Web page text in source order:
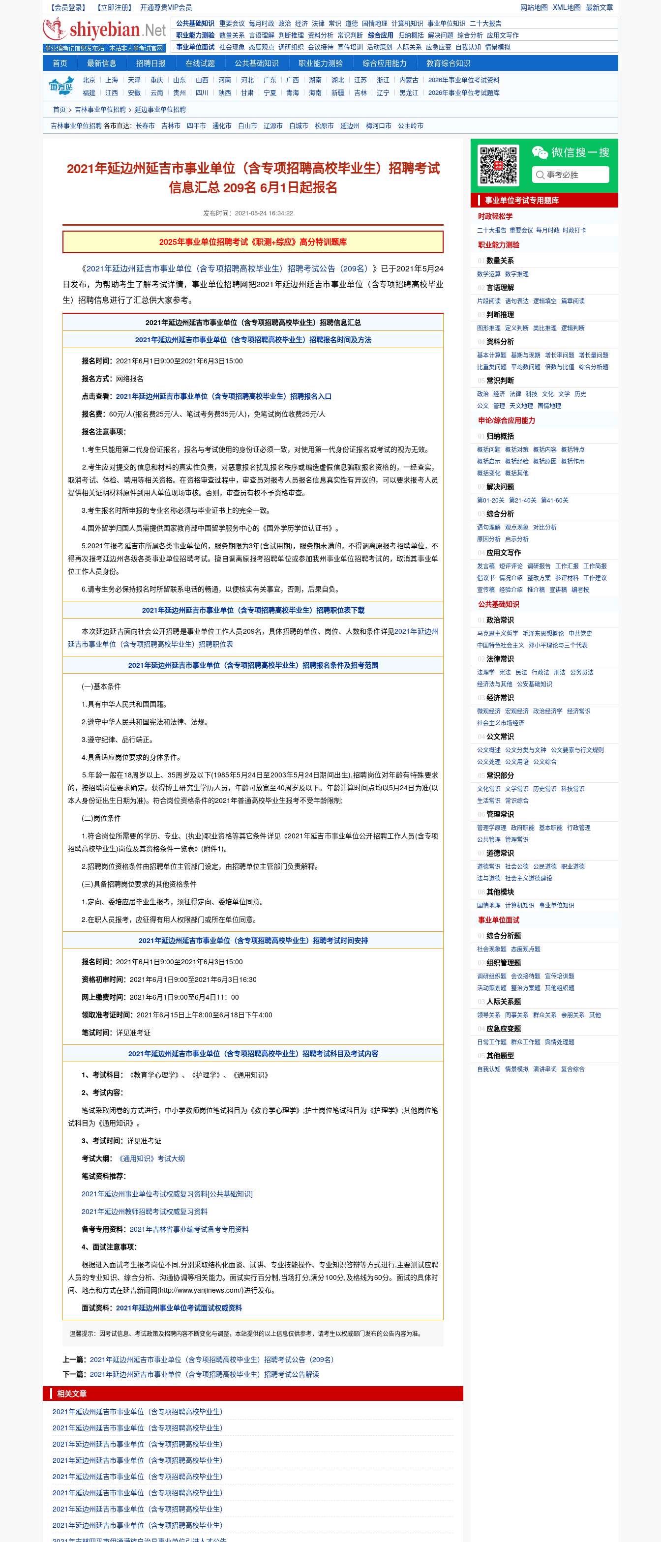
【会员登录】 【立即注册】 开通尊贵VIP会员 网站地图 XML地图 最新文章
公共基础知识 重要会议 每月时政 政治 经济 法律 常识 道德 国情地理 计算机知识 事业单位知识 二十大报告
职业能力测验 数量关系 言语理解 判断推理 资料分析 常识判断 综合应用 归纳概括 解决问题 综合分析 应用文写作
事业单位面试 社会现象 态度观点 调研组织 会议接待 宣传培训 活动策划 人际关系 应急应变 自我认知 情景模拟
首页 最新信息 招聘日报 在线试题 公共基础知识 职业能力测验 综合应用能力 教育综合知识
北京 上海 天津 重庆 山东 山西 河南 河北 广东 广西 湖南 湖北 江苏 浙江 内蒙古
2026年事业单位考试资料
福建
江西 安徽 云南 贵州 四川 陕西 甘肃 宁夏 青海 海南 新疆 吉林 辽宁 黑龙江
2026年事业单位考试题库
首页 > 吉林事业单位招聘 > 延边事业单位招聘
吉林事业单位招聘 各市直达： 长春市 吉林市 四平市 通化市 白山市 辽源市 白城市 松原市 延边州 梅河口市 公主岭市
2021年延边州延吉市事业单位（含专项招聘高校毕业生）招聘考试
信息汇总 209名 6月1日起报名
发布时间：2021-05-24 16:34:22
2025年事业单位招聘考试《职测+综应》高分特训题库
《2021年延边州延吉市事业单位（含专项招聘高校毕业生）招聘考试公告（209名） 》已于2021年5月24
日发布，为帮助考生了解考试详情，事业单位招聘网把2021年延边州延吉市事业单位（含专项招聘高校毕业
生）招聘信息进行了汇总供大家参考。
2021年延边州延吉市事业单位（含专项招聘高校毕业生）招聘信息汇总
2021年延边州延吉市事业单位（含专项招聘高校毕业生）招聘报名时间及方法
报名时间： 2021年6月1日9:00至2021年6月3日15:00
报名方式： 网络报名
点击查看： 2021年延边州延吉市事业单位（含专项招聘高校毕业生）招聘报名入口
报名费： 60元/人(报名费25元/人、笔试考务费35元/人)，免笔试岗位收费25元/人
报名注意事项：
1.考生只能用第二代身份证报名，报名与考试使用的身份证必须一致，对使用第一代身份证报名或考试的视为无效。
2.考生应对提交的信息和材料的真实性负责，对恶意报名扰乱报名秩序或编造虚假信息骗取报名资格的，一经查实，
取消考试、体检、聘用等相关资格。在资格审查过程中，审查员对报考人员报名信息真实性有异议的，可以要求报考人员
提供相关证明材料原件到用人单位现场审核。否则，审查员有权不予资格审查。
3.考生报名时所申报的专业名称必须与毕业证书上的完全一致。
4.国外留学归国人员需提供国家教育部中国留学服务中心的《国外学历学位认证书》。
5.2021年报考延吉市所属各类事业单位的，服务期限为3年(含试用期)，服务期未满的，不得调离原报考招聘单位，不
得再次报考延边州各级各类事业单位招聘考试。擅自调离原报考招聘单位或参加我州事业单位招聘考试的，取消其事业单
位工作人员身份。
6.请考生务必保持报名时所留联系电话的畅通，以便核实有关事宜，否则，后果自负。
2021年延边州延吉市事业单位（含专项招聘高校毕业生）招聘职位表下载
本次延边延吉面向社会公开招聘是事业单位工作人员209名，具体招聘的单位、岗位、人数和条件详见2021年延边州
延吉市事业单位（含专项招聘高校毕业生）招聘职位表
2021年延边州延吉市事业单位（含专项招聘高校毕业生）招聘报名条件及招考范围
(一)基本条件
1.具有中华人民共和国国籍。
2.遵守中华人民共和国宪法和法律、法规。
3.遵守纪律、品行端正。
4.具备适应岗位要求的身体条件。
5.年龄一般在18周岁以上、35周岁及以下(1985年5月24日至2003年5月24日期间出生),招聘岗位对年龄有特殊要求
的，按招聘岗位要求确定。获得博士研究生学历人员，年龄可放宽至40周岁及以下。年龄计算时间点均以5月24日为准(以
本人身份证出生日期为准)。符合岗位资格条件的2021年普通高校毕业生报考不受年龄限制;
(二)岗位条件
1.符合岗位所需要的学历、专业、(执业)职业资格等其它条件详见《2021年延吉市事业单位公开招聘工作人员(含专项
招聘高校毕业生)岗位及其资格条件一览表》(附件1)。
2.招聘岗位资格条件由招聘单位主管部门设定，由招聘单位主管部门负责解释。
(三)具备招聘岗位要求的其他资格条件
1.定向、委培应届毕业生报考，须征得定向、委培单位同意。
2.在职人员报考，应征得有用人权限部门或所在单位同意。
2021年延边州延吉市事业单位（含专项招聘高校毕业生）招聘考试时间安排
报名时间： 2021年6月1日9:00至2021年6月3日15:00
资格初审时间： 2021年6月1日9:00至2021年6月3日16:30
网上缴费时间： 2021年6月1日9:00至6月4日11：00
领取准考证时间： 2021年6月15日上午8:00至6月18日下午4:00
笔试时间： 详见准考证
2021年延边州延吉市事业单位（含专项招聘高校毕业生）招聘考试科目及考试内容
1、考试科目：
《教育学心理学》、《护理学》、《通用知识》
2、考试内容：
笔试采取闭卷的方式进行，中小学教师岗位笔试科目为《教育学心理学》;护士岗位笔试科目为《护理学》;其他岗位笔
试科目为《通用知识》。
3、考试时间： 详见准考证
考试大纲：
《通用知识》考试大纲
笔试资料推荐：
2021年延边州事业单位考试权威复习资料[公共基础知识]
2021年延边州教师招聘考试权威复习资料
备考专用资料： 2021年吉林省事业编考试备考专用资料
4、面试注意事项：
根据进入面试考生报考岗位不同,分别采取结构化面谈、试讲、专业技能操作、专业知识答辩等方式进行,主要测试应聘
人员的专业知识、综合分析、沟通协调等相关能力。面试实行百分制,当场打分,满分100分,及格线为60分。面试的具体时
间、地点和方式在延吉新闻网(http://www.yanjinews.com/)进行发布。
面试资料： 2021年延边州事业单位考试面试权威资料
温馨提示：因考试信息、考试政策及招聘内容不断变化与调整，本站提供的以上信息仅供参考，请考生以权威部门发布的公告内容为准。
上一篇： 2021年延边州延吉市事业单位（含专项招聘高校毕业生）招聘考试公告（209名）
下一篇： 2021年延边州延吉市事业单位（含专项招聘高校毕业生）招聘考试公告解读
相关文章
2021年延边州延吉市事业单位（含专项招聘高校毕业生）
2021年延边州延吉市事业单位（含专项招聘高校毕业生）
2021年延边州延吉市事业单位（含专项招聘高校毕业生）
2021年延边州延吉市事业单位（含专项招聘高校毕业生）
2021年延边州延吉市事业单位（含专项招聘高校毕业生）
2021年延边州延吉市事业单位（含专项招聘高校毕业生）
2021年延边州延吉市事业单位（含专项招聘高校毕业生）
2021年延边州延吉市事业单位（含专项招聘高校毕业生）
事业单位考试专用题库
时政轻松学
二十大报告 重要会议 每月时政 时政打卡
职业能力测验
01 数量关系
数学运算 数字推理
02 言语理解
片段阅读 语句表达 逻辑填空 篇章阅读
03 判断推理
图形推理 定义判断 类比推理 逻辑判断
04 资料分析
基本计算题 基期与现期 增长率问题 增长量问题
比重类问题 平均数问题 倍数与比值 综合分析题
05 常识判断
政治 经济 法律 科技 文化 文学 历史
公文 管理 天文地理 国情地理
申论/综合应用能力
01 归纳概括
概括问题 概括对策 概括内容 概括特点
概括启示 概括经验 概括原因 概括作用
概括变化 概括其他
02 解决问题
第01-20关 第21-40关 第41-60关
03 综合分析
语句理解 观点现象 对比分析
原因分析 启示分析
04 应用文写作
发言稿 短评评论 调研报告 工作汇报
工作简报
倡议书 情况介绍 整改方案 参评材料 工作建议
宣传稿 经验介绍 推介稿 宣讲稿 编者按
公共基础知识
01 政治常识
马克思主义哲学 毛泽东思想概论 中共党史
中国特色社会主义 邓小平理论与三个代表
02 法律常识
法理学 宪法 民法 行政法 刑法 公务员法
经济法与其他 公安基础知识
03 经济常识
微观经济 宏观经济 政治经济学 经济常识
社会主义市场经济
04 公文常识
公文概述 公文分类与文种 公文要素与行文规则
公文处理 公文用语 公文综合
05 常识部分
文化常识 文学常识 历史常识 科技常识
生活常识
常识综合
06 管理常识
管理学原理 政府职能 基本职能 行政管理
公共管理 管理常识
07 道德常识
道德常识 社会公德 公民道德 职业道德
法与道德 社会主义道德建设
08 其他模块
国情地理 计算机知识 事业单位知识
事业单位面试
01 综合分析题
社会现象题 态度观点题
02 组织管理题
调研组织题 会议接待题 宣传培训题
活动策划题 整治方案题 其他组织题
03 人际关系题
领导关系 同事关系 群众关系 亲朋关系 其他
04 应急应变题
日常工作题 群众工作题 舆情处理题
05 其他题型
自我认知 情景模拟 演讲串词 复合综合